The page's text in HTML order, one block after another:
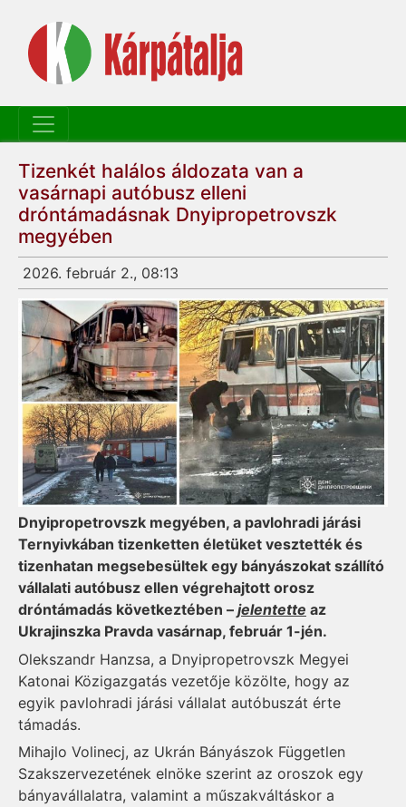
Tizenkét halálos áldozata van a
vasárnapi autóbusz elleni
dróntámadásnak Dnyipropetrovszk
megyében
2026. február 2., 08:13
Dnyipropetrovszk megyében, a pavlohradi járási
Ternyivkában tizenketten életüket vesztették és
tizenhatan megsebesültek egy bányászokat szállító
vállalati autóbusz ellen végrehajtott orosz
dróntámadás következtében – jelentette az
Ukrajinszka Pravda vasárnap, február 1-jén.
Olekszandr Hanzsa, a Dnyipropetrovszk Megyei
Katonai Közigazgatás vezetője közölte, hogy az
egyik pavlohradi járási vállalat autóbuszát érte
támadás.
Mihajlo Volinecj, az Ukrán Bányászok Független
Szakszervezetének elnöke szerint az oroszok egy
bányavállalatra, valamint a műszakváltáskor a